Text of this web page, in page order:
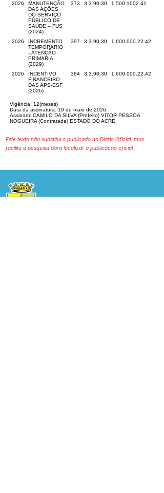
2026
MANUTENÇÃO
DAS AÇÕES
DO SERVIÇO
PÚBLICO DE
SAÚDE – FUS
(2024)
373 3.3.90.30 1.500.1002.41
2026
INCREMENTO
TEMPORARIO
–ATENÇÃO
PRIMARIA
(2029)
397 3.3.90.30 1.600.000.22.42
2026
INCENTIVO
FINANCEIRO
DAS APS-ESF
(2026)
384 3.3.90.30 1.600.000.22.42
Vigência: 12(meses)
Data da assinatura: 19 de maio de 2026.
Assinam: CAMILO DA SILVA (Prefeito) VITOR PESSOA
NOGUEIRA (Contratada) ESTADO DO ACRE
Este texto não substitui o publicado no Diário Oficial, mas
facilita a pesquisa para localizar a publicação oficial.